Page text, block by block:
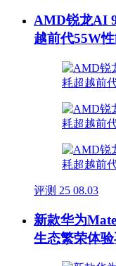
AMD锐龙AI
越前代55W
评测 25 08.03
新款华为
生态繁荣体